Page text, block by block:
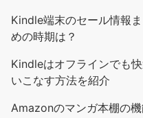
Kindle端末のセール情報
めの時期は？
Kindleはオフラインでも
いこなす方法を紹介
Amazonのマンガ本棚の